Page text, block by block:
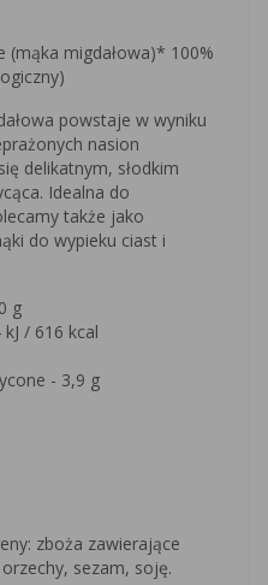
(mąka migdałowa)* 100%
powstaje w wyniku
nasion
delikatnym, słodkim
Idealna do
także jako
do wypieku ciast i
g
/ 616 kcal
- 3,9 g
zboża zawierające
sezam, soję.